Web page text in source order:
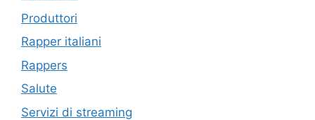
Produttori
Rapper italiani
Rappers
Salute
Servizi di streaming